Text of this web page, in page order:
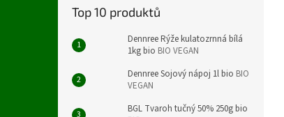
Top 10 produktů
Dennree Rýže kulatozrnná bílá
1kg bio BIO VEGAN
Dennree Sojový nápoj 1l bio BIO
VEGAN
BGL Tvaroh tučný 50% 250g bio